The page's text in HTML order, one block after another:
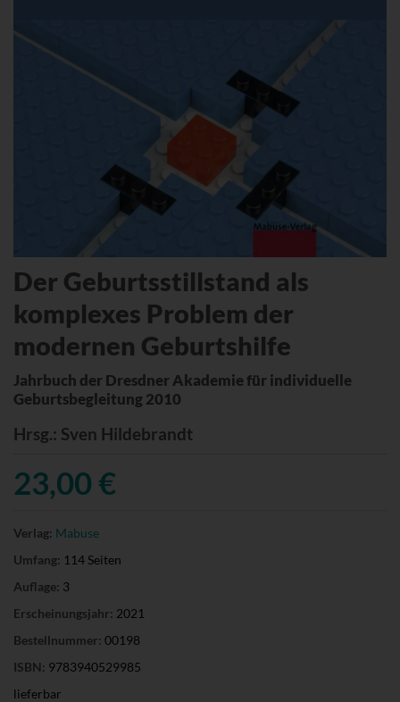
Der Geburtsstillstand als
komplexes Problem der
modernen Geburtshilfe
Jahrbuch der Dresdner Akademie für individuelle
Geburtsbegleitung 2010
Hrsg.: Sven Hildebrandt
23,00 €
Verlag: Mabuse
Umfang: 114 Seiten
Auflage: 3
Erscheinungsjahr: 2021
Bestellnummer: 00198
ISBN: 9783940529985
lieferbar